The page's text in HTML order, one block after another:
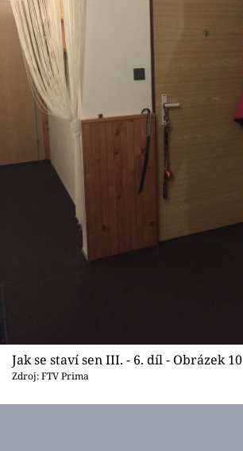
Jak se staví sen III. - 6. díl - Obrázek 10
Zdroj: FTV Prima